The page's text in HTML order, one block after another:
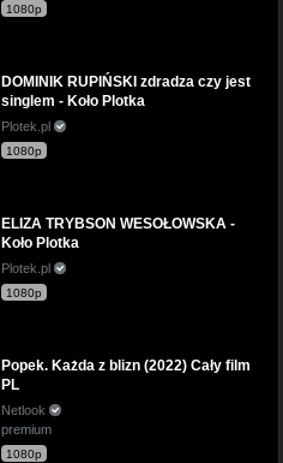
1080p
DOMINIK RUPIŃSKI zdradza czy jest
singlem - Koło Plotka
Plotek.pl
1080p
ELIZA TRYBSON WESOŁOWSKA -
Koło Plotka
Plotek.pl
1080p
Popek. Każda z blizn (2022) Cały film
PL
Netlook
premium
1080p